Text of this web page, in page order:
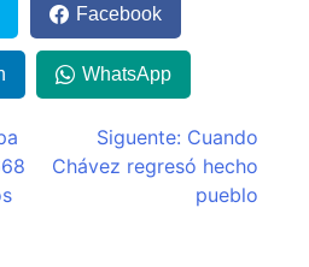
Facebook
WhatsApp
Siguente: Cuando
Chávez regresó hecho
pueblo